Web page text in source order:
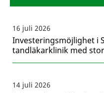
16 juli 2026
Investeringsmöjlighet i
tandläkarklinik med
14 juli 2026